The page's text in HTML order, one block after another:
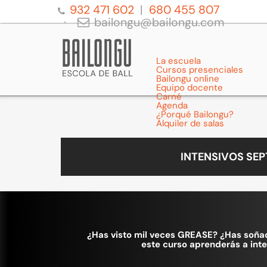
932 471 602
680 455 807
bailongu@bailongu.com
La escuela
Cursos presenciales
Bailongu online
Equipo docente
Carné
Agenda
¿Porqué Bailongu?
Alquiler de salas
INTENSIVOS
¿Has visto mil veces GREASE? ¿Has
este curso aprenderás a